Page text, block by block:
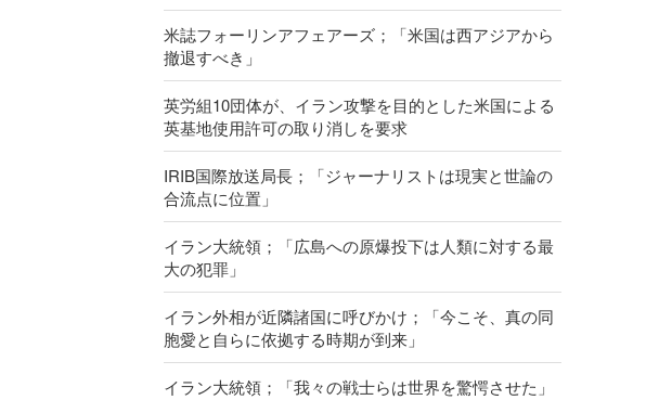
米誌フォーリンアフェアーズ；「米国は西アジアから
撤退すべき」
英労組10団体が、イラン攻撃を目的とした米国による
英基地使用許可の取り消しを要求
IRIB国際放送局長；「ジャーナリストは現実と世論の
合流点に位置」
イラン大統領；「広島への原爆投下は人類に対する最
大の犯罪」
イラン外相が近隣諸国に呼びかけ；「今こそ、真の同
胞愛と自らに依拠する時期が到来」
イラン大統領；「我々の戦士らは世界を驚愕させた」